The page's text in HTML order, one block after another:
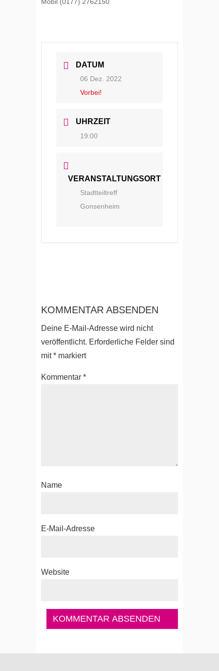
DATUM
06 Dez. 2022
Vorbei!
UHRZEIT
19:00
VERANSTALTUNGSORT
Stadtteiltreff
Gonsenheim
KOMMENTAR ABSENDEN
Deine E-Mail-Adresse wird nicht
veröffentlicht. Erforderliche Felder sind
mit* markiert
Kommentar *
Name
E-Mail-Adresse
Website